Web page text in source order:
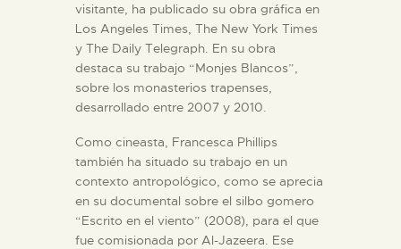
visitante, ha publicado su obra gráfica en
Los Angeles Times, The New York Times
y The Daily Telegraph. En su obra
destaca su trabajo “Monjes Blancos”,
sobre los monasterios trapenses,
desarrollado entre 2007 y 2010.
Como cineasta, Francesca Phillips
también ha situado su trabajo en un
contexto antropológico, como se aprecia
en su documental sobre el silbo gomero
“Escrito en el viento” (2008), para el que
fue comisionada por Al-Jazeera. Ese